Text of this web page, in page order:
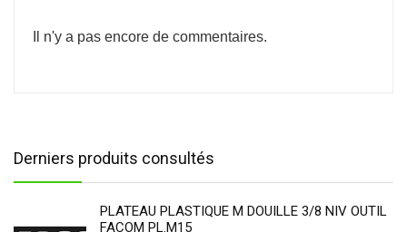
Il n'y a pas encore de commentaires.
Derniers produits consultés
PLATEAU PLASTIQUE M DOUILLE 3/8 NIV OUTIL
FACOM PL.M15